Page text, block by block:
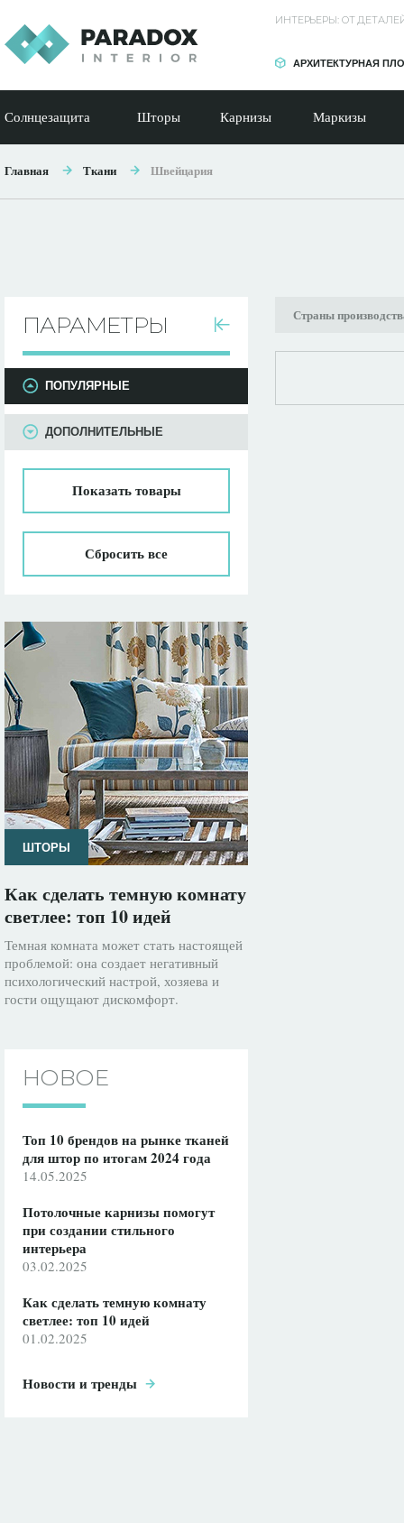
ИНТЕРЬЕРЫ: ОТ
АРХИТЕКТУРНАЯ
Солнцезащита Шторы Карнизы Маркизы
Главная Ткани Швейцария
ПАРАМЕТРЫ
ПАРАМЕТРЫ
ПОПУЛЯРНЫЕ
ДОПОЛНИТЕЛЬНЫЕ
Показатьтовары
Сбросить все
ШТОРЫ
Как сделать темную комнату
светлее: топ 10 идей
Темная комната может стать настоящей
проблемой: она создает негативный
психологический настрой, хозяева и
гости ощущают дискомфорт.
НОВОЕ
Топ 10 брендов на рынке тканей
для штор по итогам 2024 года
14.05.2025
Потолочные карнизы помогут
при создании стильного
интерьера
03.02.2025
Как сделать темную комнату
светлее: топ 10 идей
01.02.2025
Новости и тренды
Страны